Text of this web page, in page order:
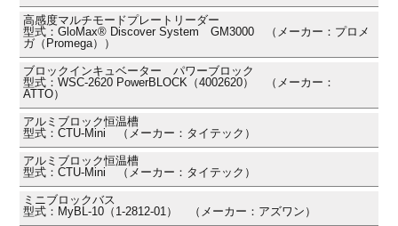
高感度マルチモードプレートリーダー
型式：GloMax® Discover System GM3000 （メーカー：プロメ
ガ（Promega））
ブロックインキュベーター パワーブロック
型式：WSC-2620 PowerBLOCK（4002620） （メーカー：
ATTO）
アルミブロック恒温槽
型式：CTU-Mini （メーカー：タイテック）
アルミブロック恒温槽
型式：CTU-Mini （メーカー：タイテック）
ミニブロックバス
型式：MyBL-10（1-2812-01） （メーカー：アズワン）